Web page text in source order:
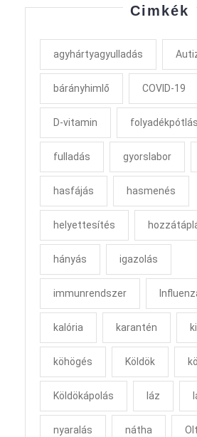
Cimkék
agyhártyagyulladás
bárányhimlő COVID-19
D-vitamin folyadékpótlás
fulladás gyorslabor
hasfájás hasmenés
helyettesítés
hányás igazolás
immunrendszer
kalória karantén
köhögés Köldök
Köldökápolás láz
nyaralás nátha